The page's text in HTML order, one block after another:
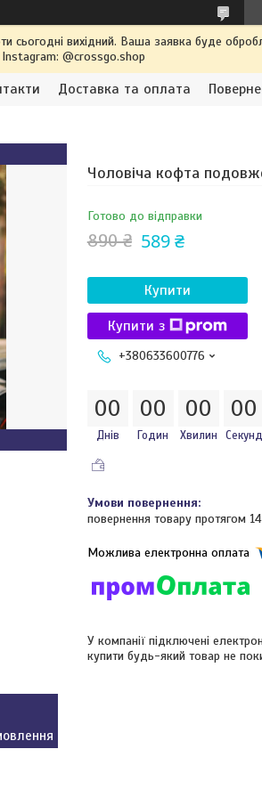
сьогодні вихідний. Ваша заявка буде
Instagram: @crossgo.shop
Доставка та оплата
Чоловіча кофта
Готово до відправки
890 ₴ 589 ₴
Купити
Купити з
+380633600776
00
Днів
00
Годин
00
Хвилин
00
Секунд
повернення товару протягом
У компанії підключені
купити будь-який товар не